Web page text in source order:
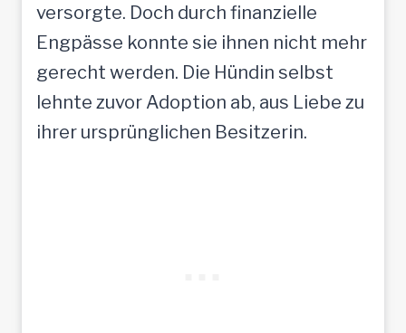
versorgte. Doch durch finanzielle
Engpässe konnte sie ihnen nicht mehr
gerecht werden. Die Hündin selbst
lehnte zuvor Adoption ab, aus Liebe zu
ihrer ursprünglichen Besitzerin.